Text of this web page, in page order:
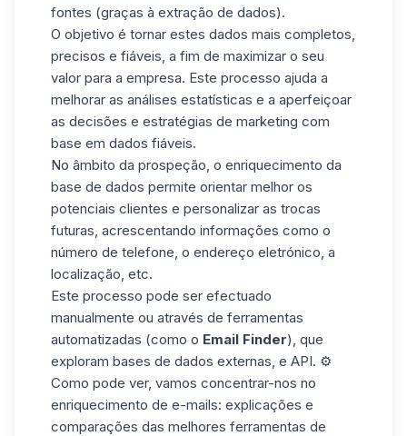
fontes (graças à extração de dados).
O objetivo é tornar estes dados mais completos,
precisos e fiáveis, a fim de maximizar o seu
valor para a empresa. Este processo ajuda a
melhorar as análises estatísticas e a aperfeiçoar
as decisões e estratégias de marketing com
base em dados fiáveis.
No âmbito da prospeção, o enriquecimento da
base de dados permite orientar melhor os
potenciais clientes e personalizar as trocas
futuras, acrescentando informações como o
número de telefone, o endereço eletrónico, a
localização, etc.
Este processo pode ser efectuado
manualmente ou através de ferramentas
automatizadas (como o Email Finder), que
exploram bases de dados externas, e API. ⚙️
Como pode ver, vamos concentrar-nos no
enriquecimento de e-mails: explicações e
comparações das melhores ferramentas de